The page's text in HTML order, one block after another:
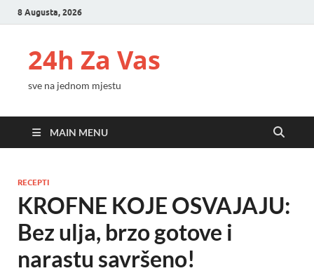
8 Augusta, 2026
24h Za Vas
sve na jednom mjestu
MAIN MENU
RECEPTI
KROFNE KOJE OSVAJAJU:
Bez ulja, brzo gotove i
narastu savršeno!